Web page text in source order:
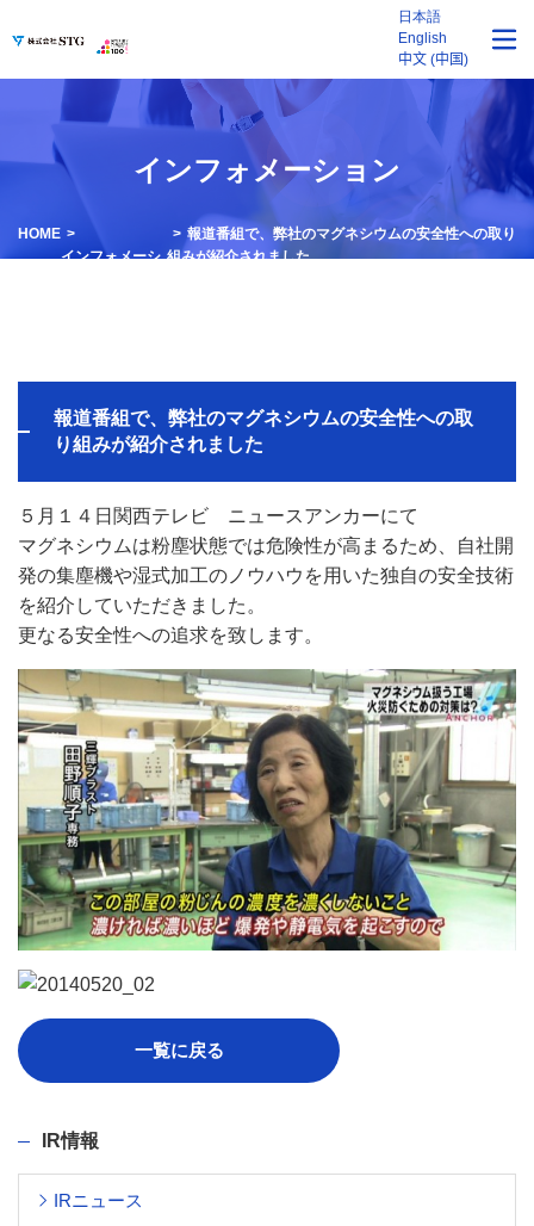
日本語
English
中文 (中国)
インフォメーション
HOME
インフォメーシ
報道番組で、弊社のマグネシウムの安全性への取り
組みが紹介されました
報道番組で、弊社のマグネシウムの安全性への取
り組みが紹介されました
５月１４日関西テレビ ニュースアンカーにて
マグネシウムは粉塵状態では危険性が高まるため、自社開
発の集塵機や湿式加工のノウハウを用いた独自の安全技術
を紹介していただきました。
更なる安全性への追求を致します。
一覧に戻る
IR情報
IRニュース